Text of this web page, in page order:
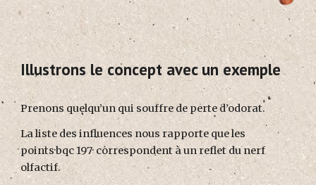
Illustrons le concept avec un exemple
Prenons quelqu’un qui souffre de perte d’odorat.
La liste des influences nous rapporte que les
points·bqc 197· correspondent à un reflet du nerf
olfactif.